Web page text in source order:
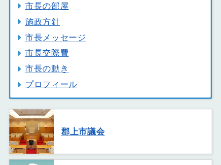
市長の部屋
施政方針
市長メッセージ
市長交際費
市長の動き
プロフィール
郡上市議会